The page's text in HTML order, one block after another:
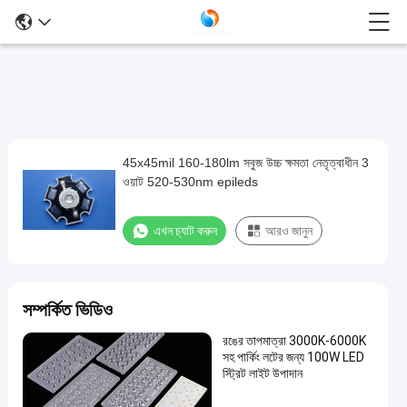
45x45mil
160-
180lm
নেতৃত্বাধীন
3
ওয়াট
520-
45x45mil 160-180lm সবুজ উচ্চ ক্ষমতা নেতৃত্বাধীন 3
ওয়াট 520-530nm epileds
এখন চ্যাট করুন আরও জানুন
সম্পর্কিত ভিডিও
রঙের তাপমাত্রা 3000K-6000K
সহ পার্কিং লটের জন্য 100W LED
স্ট্রিট লাইট উপাদান